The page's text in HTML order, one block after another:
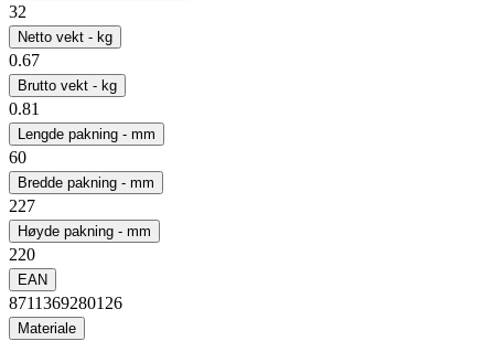
32
Netto vekt - kg
0.67
Brutto vekt - kg
0.81
Lengde pakning - mm
60
Bredde pakning - mm
227
Høyde pakning - mm
220
EAN
8711369280126
Materiale